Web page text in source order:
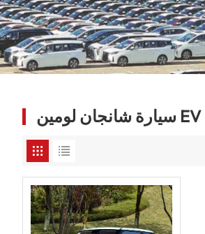
سيارة شانجان لومين EV